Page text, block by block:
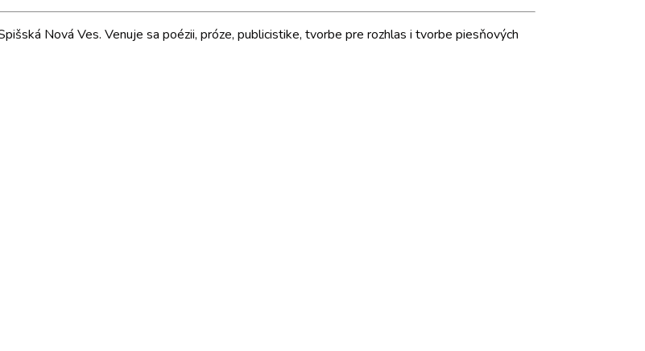
Nová Ves. Venuje sa poézii, próze, publicistike, tvorbe pre rozhlas i tvorbe piesňových